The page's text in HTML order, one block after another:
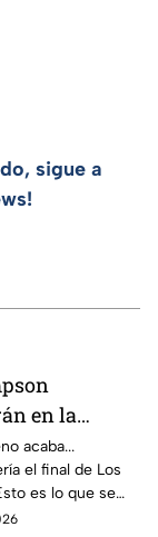
sigue a
en la
40? Actriz
da
acaba...
el final de Los
es lo que se